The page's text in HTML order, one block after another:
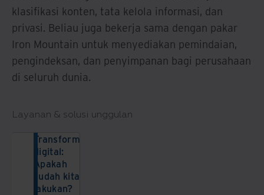
klasifikasi konten, tata kelola informasi, dan
privasi. Beliau juga bekerja sama dengan pakar
Iron Mountain untuk menyediakan pemindaian,
pengindeksan, dan penyimpanan bagi perusahaan
di seluruh dunia.
Layanan & solusi unggulan
Transformasi
digital:
Apakah
sudah kita
lakukan?